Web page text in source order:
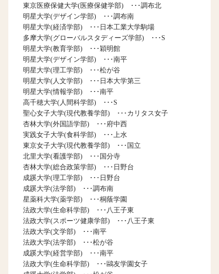
東京医療保健大学(医療保健学部) ･･･調布北
明星大学(デザイン学部) ･･･調布南
明星大学(経済学部) ･･･日本工業大学駒場
多摩大学(グローバルスタディーズ学部) ･･･S
明星大学(教育学部) ･･･穎明館
明星大学(デザイン学部) ･･･南平
明星大学(理工学部) ･･･松が谷
明星大学(人文学部) ･･･日本大学第三
明星大学(情報学部) ･･･南平
高千穂大学(人間科学部) ･･･S
聖心女子大学(現代教養学部) ･･･カリタス女子
杏林大学(外国語学部) ･･･府中西
実践女子大学(食科学部) ･･･上水
東京女子大学(現代教養学部) ･･･国立
北里大学(看護学部) ･･･国分寺
杏林大学(総合政策学部) ･･･日野台
成蹊大学(理工学部) ･･･日野台
成蹊大学(法学部) ･･･調布南
星薬科大学(薬学部) ･･･桐蔭学園
法政大学(生命科学部) ･･･八王子東
法政大学(スポーツ健康学部) ･･･八王子東
法政大学(文学部) ･･･南平
法政大学(法学部) ･･･松が谷
成蹊大学(経営学部) ･･･南平
法政大学(生命科学部) ･･･鷗友学園女子